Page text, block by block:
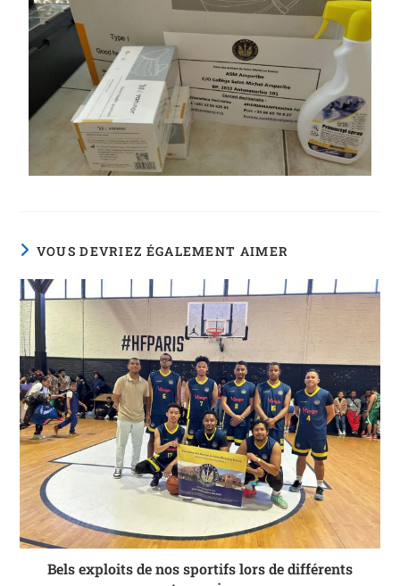
VOUS DEVRIEZ ÉGALEMENT AIMER
Bels exploits de nos sportifs lors de différents